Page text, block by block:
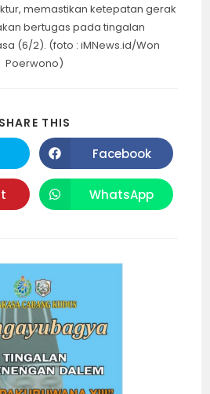
memastikan ketepatan gerak
bertugas pada tingalan
(6/2). (foto : iMNews.id/Won
Poerwono)
SHARE THIS
Opens
in
a
new
window
Facebook
Opens
in
WhatsApp